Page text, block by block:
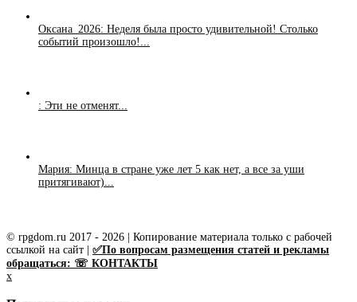
Оксана_2026: Неделя была просто удивительной! Столько
событий произошло!...
: Эти не отменят...
Мария: Минца в стране уже лет 5 как нет, а все за уши
притягивают)...
© rpgdom.ru 2017 - 2026 | Копирование материала только с рабочей
ссылкой на сайт | ✅По вопросам размещения статей и рекламы
обращаться: ☏ КОНТАКТЫ
x